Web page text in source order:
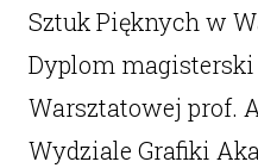
Sztuk Pięknych w
Dyplom
Warsztatowej prof.
Wydziale Grafiki